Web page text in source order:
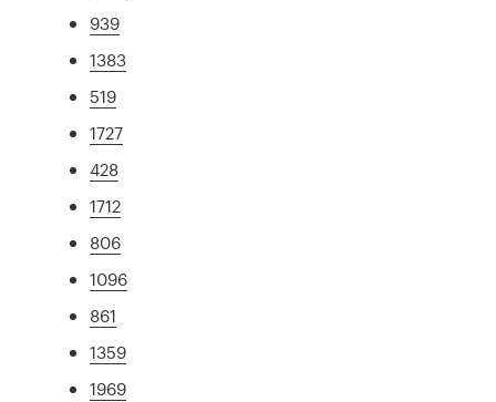
939
1383
519
1727
428
1712
806
1096
861
1359
1969